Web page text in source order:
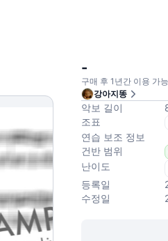
-
구매 후 1년간 이용 가
강아지똥
악보 길이
조표
연습 보조 정보
건반 범위
난이도
등록일
수정일